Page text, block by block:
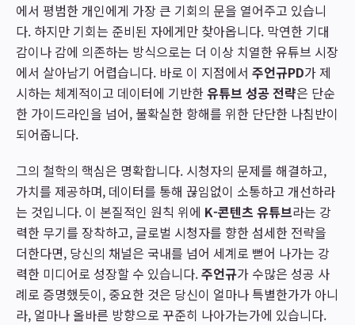
에서 평범한 개인에게 가장 큰 기회의 문을 열어주고 있습니
다. 하지만 기회는 준비된 자에게만 찾아옵니다. 막연한 기대
감이나 감에 의존하는 방식으로는 더 이상 치열한 유튜브 시장
에서 살아남기 어렵습니다. 바로 이 지점에서 주언규PD가 제
시하는 체계적이고 데이터에 기반한유튜브 성공 전략은 단순
한 가이드라인을 넘어, 불확실한 항해를 위한 단단한 나침반이
되어줍니다.
그의 철학의 핵심은 명확합니다. 시청자의 문제를 해결하고,
가치를 제공하며, 데이터를 통해 끊임없이 소통하고 개선하라
는 것입니다. 이 본질적인 원칙 위에 K-콘텐츠 유튜브라는 강
력한 무기를 장착하고, 글로벌 시청자를 향한 섬세한 전략을
더한다면, 당신의 채널은 국내를 넘어 세계로 뻗어 나가는 강
력한 미디어로 성장할 수 있습니다.주언규가 수많은 성공 사
례로 증명했듯이, 중요한 것은 당신이 얼마나 특별한가가 아니
라, 얼마나 올바른 방향으로 꾸준히 나아가는가에 있습니다.